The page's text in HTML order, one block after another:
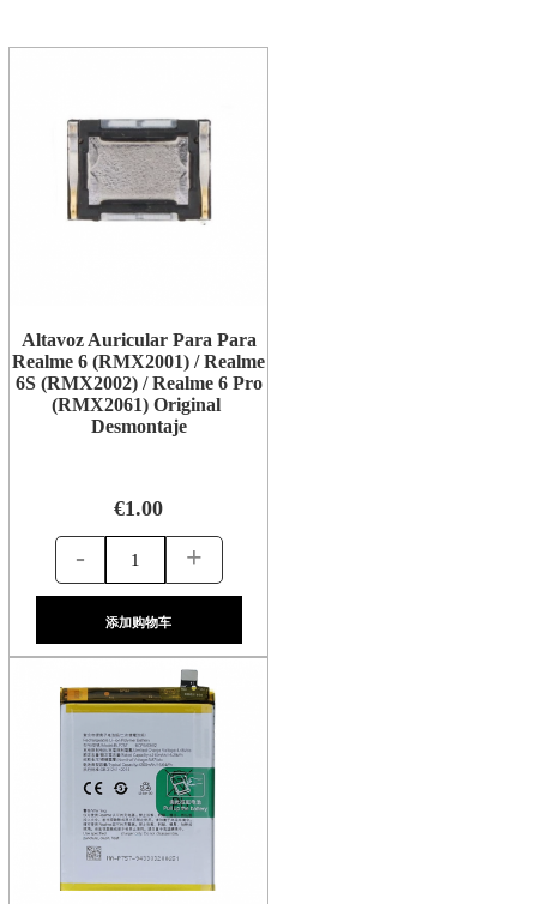
Altavoz Auricular Para Para
Realme 6 (RMX2001) / Realme
6S (RMX2002) / Realme 6 Pro
(RMX2061) Original
Desmontaje
€1.00
- +
添加购物车